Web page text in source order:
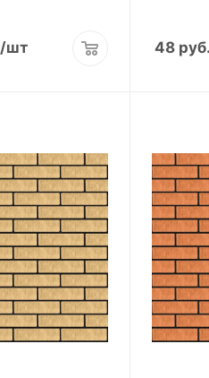
/шт 48руб.